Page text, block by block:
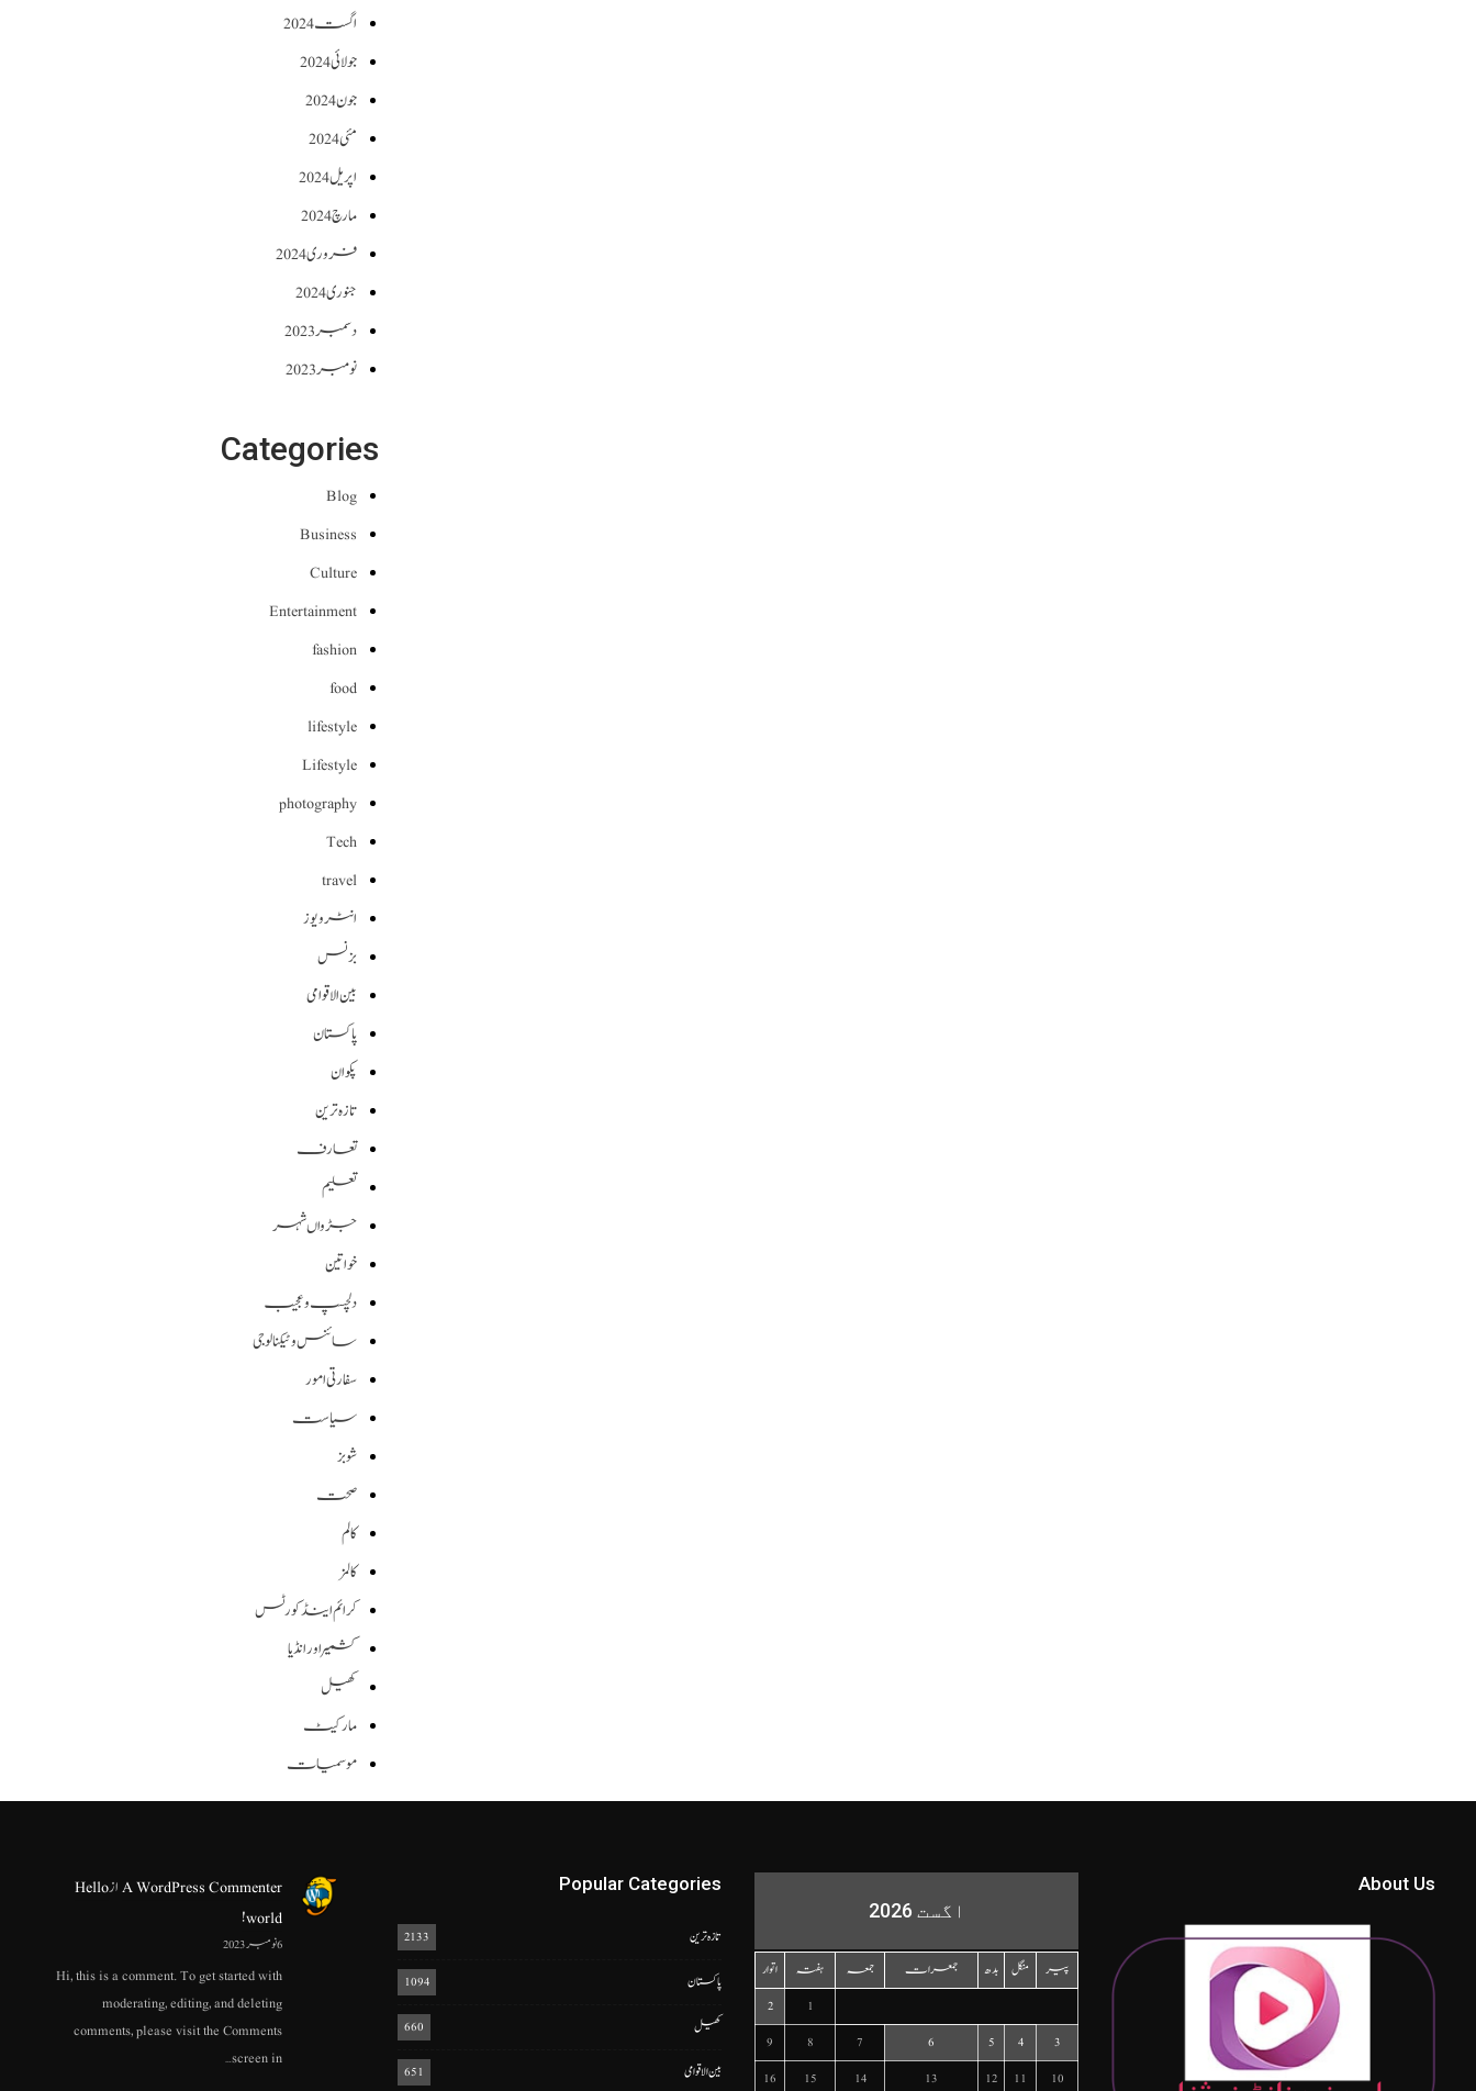
اگست 2024
جولائی 2024
جون 2024
مئی 2024
اپریل 2024
مارچ 2024
فروری 2024
جنوری 2024
دسمبر 2023
نومبر 2023
Categories
Blog
Business
Culture
Entertainment
fashion
food
lifestyle
Lifestyle
photography
Tech
travel
انٹرویوز
بزنس
بین الاقوامی
پاکستان
پکوان
تازہ ترین
تعارف
تعلیم
جڑواں شہر
خواتین
دلچسپ و عجیب
سائنس وٹیکنالوجی
سفارتی امور
سیاست
شوبز
صحت
کالم
کالمز
کرائم اینڈ کورٹس
کشمیر اور انڈیا
کھیل
مارکیٹ
موسمیات
About Us
اگست 2026
پیر منگل بدھ جمعرات جمعہ ہفتہ
اتوار
1
2
3
4
5
6
7
8
9
10
11
12
13
14
15
16
Popular Categories
تازہ ترین 2133
پاکستان 1094
کھیل 660
بین الاقوامی 651
A WordPress CommenterازHello
world!
6 نومبر 2023
Hi, this is a comment. To get started with
moderating, editing, and deleting
comments, please visit the Comments
screen in…